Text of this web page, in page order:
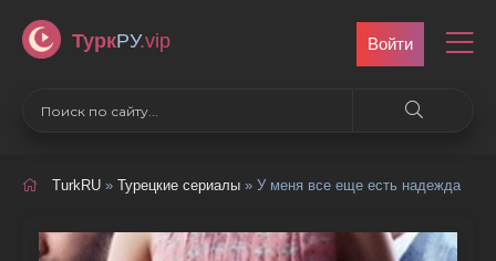
ТуркРУ.vip Войти
TurkRU » Турецкие сериалы » У меня все еще есть надежда